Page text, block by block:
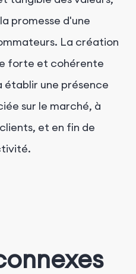
promesse d'une
La création
forte et cohérente
établir une présence
sur le marché, à
et en fin de